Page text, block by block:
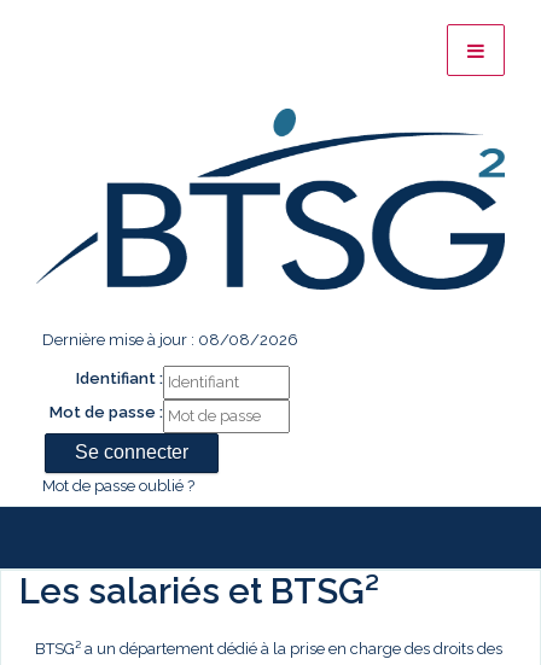
Dernière mise à jour : 08/08/2026
Identifiant :
Mot de passe :
Mot de passe oublié ?
Les salariés et BTSG²
BTSG² a un département dédié à la prise en charge des droits des